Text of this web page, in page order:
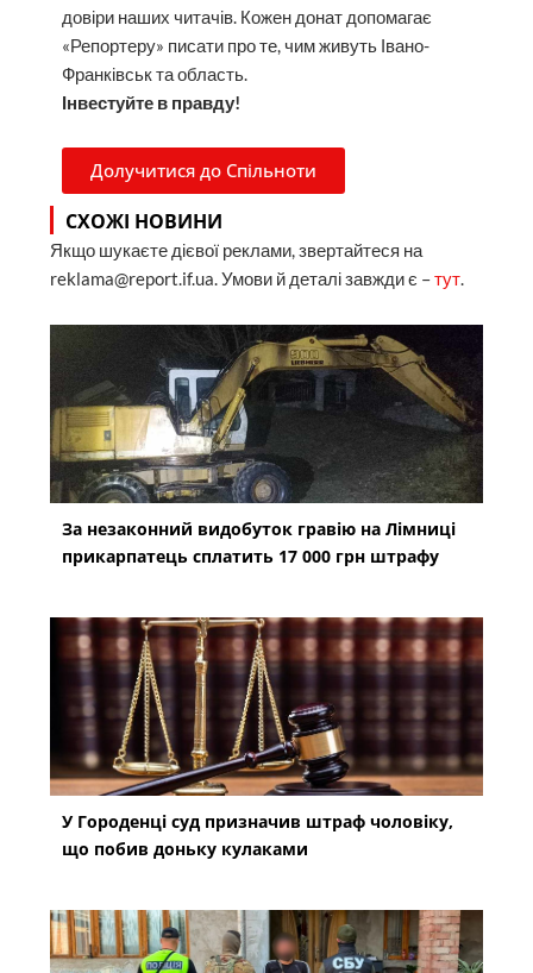
довіри наших читачів. Кожен донат допомагає
«Репортеру» писати про те, чим живуть Івано-
Франківськ та область.
Інвестуйте в правду!
Долучитися до Спільноти
СХОЖІ НОВИНИ
Якщо шукаєте дієвої реклами, звертайтеся на
reklama@report.if.ua. Умови й деталі завжди є –тут.
За незаконний видобуток гравію на Лімниці
прикарпатець сплатить 17 000 грн штрафу
У Городенці суд призначив штраф чоловіку,
що побив доньку кулаками